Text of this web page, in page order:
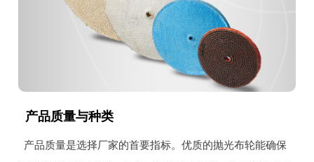
产品质量与种类
产品质量是选择厂家的首要指标。优质的抛光布轮能确保